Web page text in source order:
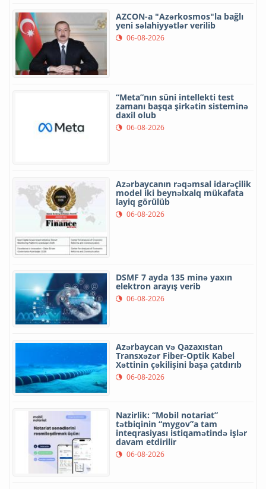
AZCON-a "Azərkosmos"la bağlı
yeni səlahiyyətlər verilib
06-08-2026
“Meta”nın süni intellekti test
zamanı başqa şirkətin sisteminə
daxil olub
06-08-2026
Azərbaycanın rəqəmsal idarəçilik
model iki beynəlxalq mükafata
layiq görülüb
06-08-2026
DSMF 7 ayda 135 minə yaxın
elektron arayış verib
06-08-2026
Azərbaycan və Qazaxıstan
Transxəzər Fiber-Optik Kabel
Xəttinin çəkilişini başa çatdırıb
06-08-2026
Nazirlik: “Mobil notariat”
tətbiqinin “mygov”a tam
inteqrasiyası istiqamətində işlər
davam etdirilir
06-08-2026